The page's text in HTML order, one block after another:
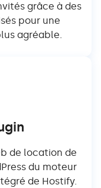
grâce à des
pour une
agréable.
de location de
du moteur
de Hostify.